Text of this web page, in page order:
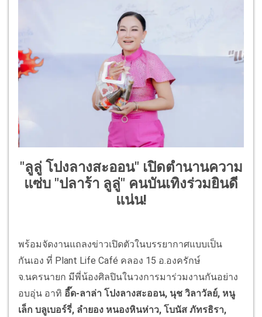
"ลูลู่ โปงลางสะออน" เปิดตำนานความ
แซ่บ "ปลาร้า ลูลู่" คนบันเทิงร่วมยินดี
แน่น!
พร้อมจัดงานแถลงข่าวเปิดตัวในบรรยากาศแบบเป็น
กันเอง ที่ Plant Life Café คลอง 15 อ.องครักษ์
จ.นครนายก มีพี่น้องศิลปินในวงการมาร่วมงานกันอย่าง
อบอุ่น อาทิ อี๊ด-ลาล่า โปงลางสะออน, นุช วิลาวัลย์, หนู
เล็ก บลูเบอร์รี่, ลำยอง หนองหินห่าว, โบนัส ภัทรธิรา,